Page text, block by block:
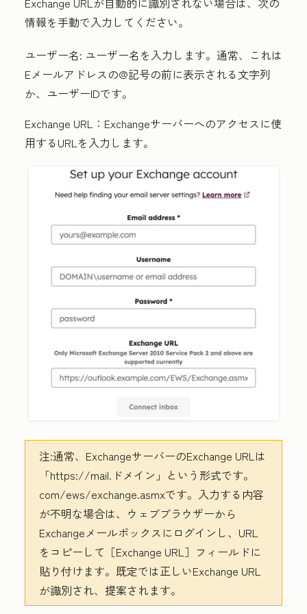
情報を手動で入力してください。
ユーザー名: ユーザー名を入力します。通常、これは
Eメールアドレスの@記号の前に表示される文字列
か、ユーザーIDです。
Exchange URL： Exchangeサーバーへのアクセスに使
用するURLを入力します。
注:通常、ExchangeサーバーのExchange URLは
「https://mail.ドメイン」という形式です。
com/ews/exchange.asmxです。入力する内容
が不明な場合は、ウェブブラウザーから
Exchangeメールボックスにログインし、URL
をコピーして［Exchange URL］ フィールドに
貼り付けます。既定では正しいExchange URL
が識別され、提案されます。